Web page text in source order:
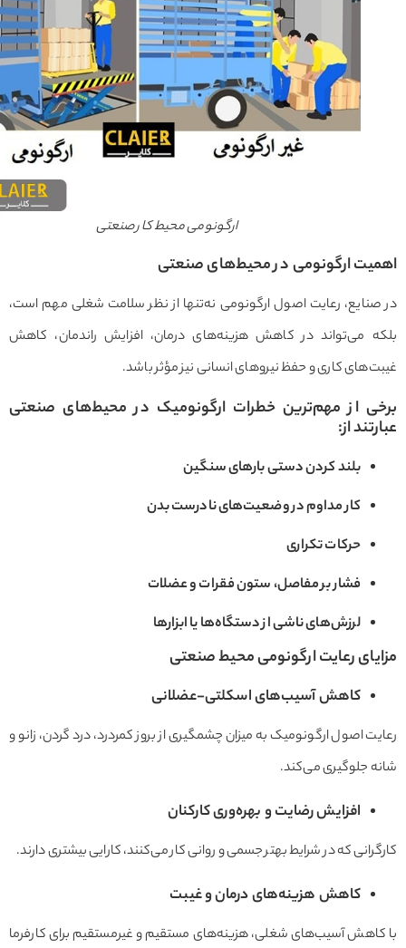
ارگونومی محیط کار صنعتی
ارگونومی در محیط‌های صنعتی
رعایت اصول ارگونومی نه‌تنها از نظر سلامت شغلی مهم است،
می‌تواند در کاهش هزینه‌های درمان، افزایش راندمان، کاهش
کاری و حفظ نیروهای انسانی نیز مؤثر باشد.
از مهم‌ترین خطرات ارگونومیک در محیط‌های صنعتی
از:
بلند کردن دستی بارهای سنگین
کار مداوم در وضعیت‌های نادرست بدن
حرکات تکراری
فشار بر مفاصل، ستون فقرات و عضلات
لرزش‌های ناشی از دستگاه‌ها یا ابزارها
رعایت ارگونومی محیط صنعتی
کاهش آسیب‌های اسکلتی-عضلانی
اصول ارگونومیک به میزان چشمگیری از بروز کمردرد، درد گردن، زانو و
جلوگیری می‌کند.
افزایش رضایت و بهره‌وری کارکنان
که در شرایط بهتر جسمی و روانی کار می‌کنند، کارایی بیشتری دارند.
کاهش هزینه‌های درمان و غیبت
آسیب‌های شغلی، هزینه‌های مستقیم و غیرمستقیم برای کارفرما